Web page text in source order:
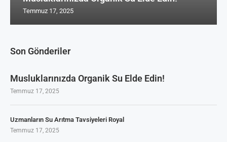
Son Gönderiler
Musluklarınızda Organik Su Elde Edin!
Temmuz 17, 2025
Uzmanların Su Arıtma Tavsiyeleri Royal
Temmuz 17, 2025
Temmuz 17, 2025